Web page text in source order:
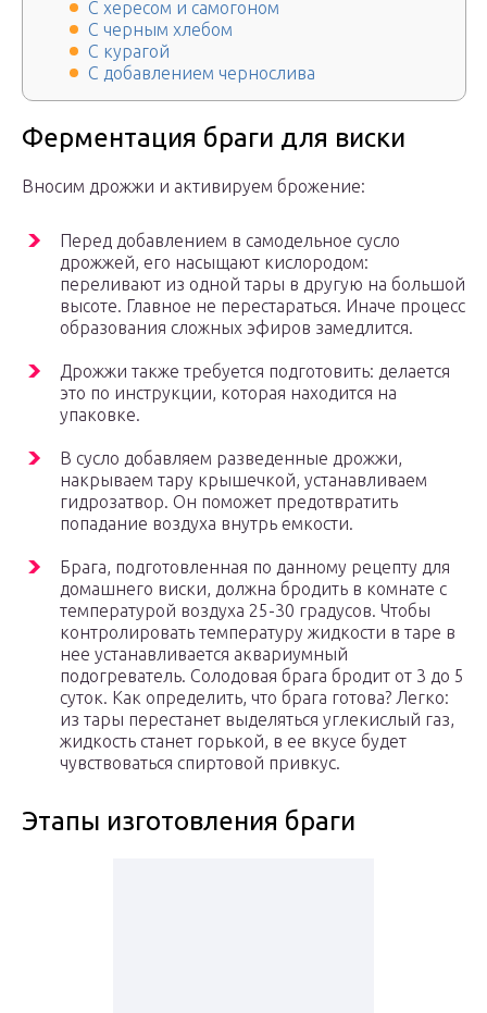
С хересом и самогоном
С черным хлебом
С курагой
С добавлением чернослива
Ферментация браги для виски
Вносим дрожжи и активируем брожение:
Перед добавлением в самодельное сусло
дрожжей, его насыщают кислородом:
переливают из одной тары в другую на большой
высоте. Главное не перестараться. Иначе процесс
образования сложных эфиров замедлится.
Дрожжи также требуется подготовить: делается
это по инструкции, которая находится на
упаковке.
В сусло добавляем разведенные дрожжи,
накрываем тару крышечкой, устанавливаем
гидрозатвор. Он поможет предотвратить
попадание воздуха внутрь емкости.
Брага, подготовленная по данному рецепту для
домашнего виски, должна бродить в комнате с
температурой воздуха 25-30 градусов. Чтобы
контролировать температуру жидкости в таре в
нее устанавливается аквариумный
подогреватель. Солодовая брага бродит от 3 до 5
суток. Как определить, что брага готова? Легко:
из тары перестанет выделяться углекислый газ,
жидкость станет горькой, в ее вкусе будет
чувствоваться спиртовой привкус.
Этапы изготовления браги